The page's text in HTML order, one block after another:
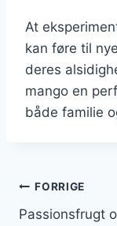
At
kan føre til
deres
mango en
både familie
FORRIGE
Passionsfrugt